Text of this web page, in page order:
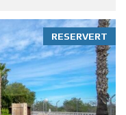
RESERVERT